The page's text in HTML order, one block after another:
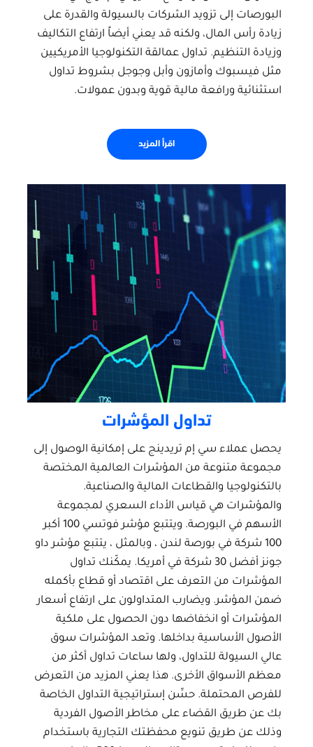
البورصات إلى تزويد الشركات بالسيولة والقدرة على
زيادة رأس المال، ولكنه قد يعني أيضاً ارتفاع التكاليف
وزيادة التنظيم. تداول عمالقة التكنولوجيا الأمريكيين
مثل فيسبوك وأمازون وأبل وجوجل بشروط تداول
استثنائية ورافعة مالية قوية وبدون عمولات.
اقرأ المزيد
تداول المؤشرات
يحصل عملاء سي إم تريدينج على إمكانية الوصول إلى
مجموعة متنوعة من المؤشرات العالمية المختصة
بالتكنولوجيا والقطاعات المالية والصناعية.
والمؤشرات هي قياس الأداء السعري لمجموعة
الأسهم في البورصة. ويتتبع مؤشر فوتسي 100 أكبر
100 شركة في بورصة لندن ، وبالمثل ، يتتبع مؤشر داو
جونز أفضل 30 شركة في أمريكا. يمكّنك تداول
المؤشرات من التعرف على اقتصاد أو قطاع بأكمله
ضمن المؤشر. ويضارب المتداولون على ارتفاع أسعار
المؤشرات أو انخفاضها دون الحصول على ملكية
الأصول الأساسية بداخلها. وتعد المؤشرات سوق
عالي السيولة للتداول، ولها ساعات تداول أكثر من
معظم الأسواق الأخرى. هذا يعني المزيد من التعرض
للفرص المحتملة. حسِّن إستراتيجية التداول الخاصة
بك عن طريق القضاء على مخاطر الأصول الفردية
وذلك عن طريق تنويع محفظتك التجارية باستخدام